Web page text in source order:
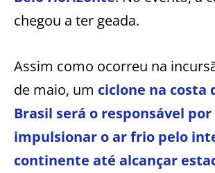
chegou a ter geada.
Assim como ocorreu na
de maio, um ciclone na costa
Brasil será o responsável por
impulsionar o ar frio pelo
continente até alcançar